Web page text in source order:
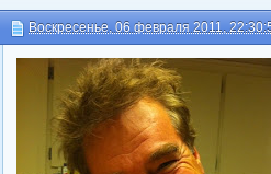
Воскресенье, 06 февраля 2011,